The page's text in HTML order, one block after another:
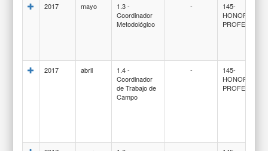
2017 mayo
1.3 -
Coordinador
Metodológico
-
145-
HONORARIOS
2017 abril
1.4 -
Coordinador
de Trabajo de
Campo
-
145-
HONORARIOS